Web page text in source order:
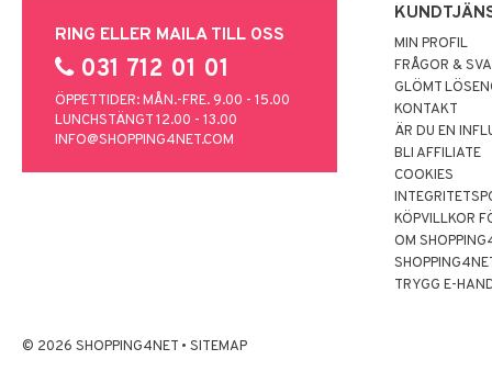
RING ELLER MAILA TILL OSS
031 712 01 01
ÖPPETTIDER: MÅN.-FRE. 9.00 - 15.00
LUNCHSTÄNGT 12.00 - 13.00
INFO@SHOPPING4NET.COM
MIN PROFIL
FRÅGOR &
GLÖMT
KONTAKT
ÄR DU EN
BLI AFFILIATE
COOKIES
KÖPVILLKOR
OM
TRYGG E-
© 2026 SHOPPING4NET • SITEMAP